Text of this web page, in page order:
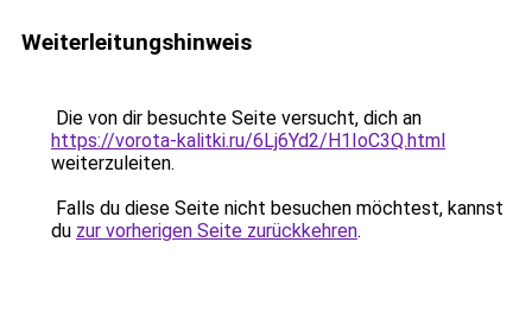
Weiterleitungshinweis
Die von dir besuchte Seite versucht, dich an
https://vorota-kalitki.ru/6Lj6Yd2/H1IoC3Q.html
weiterzuleiten.
Falls du diese Seite nicht besuchen möchtest, kannst
du zur vorherigen Seite zurückkehren.